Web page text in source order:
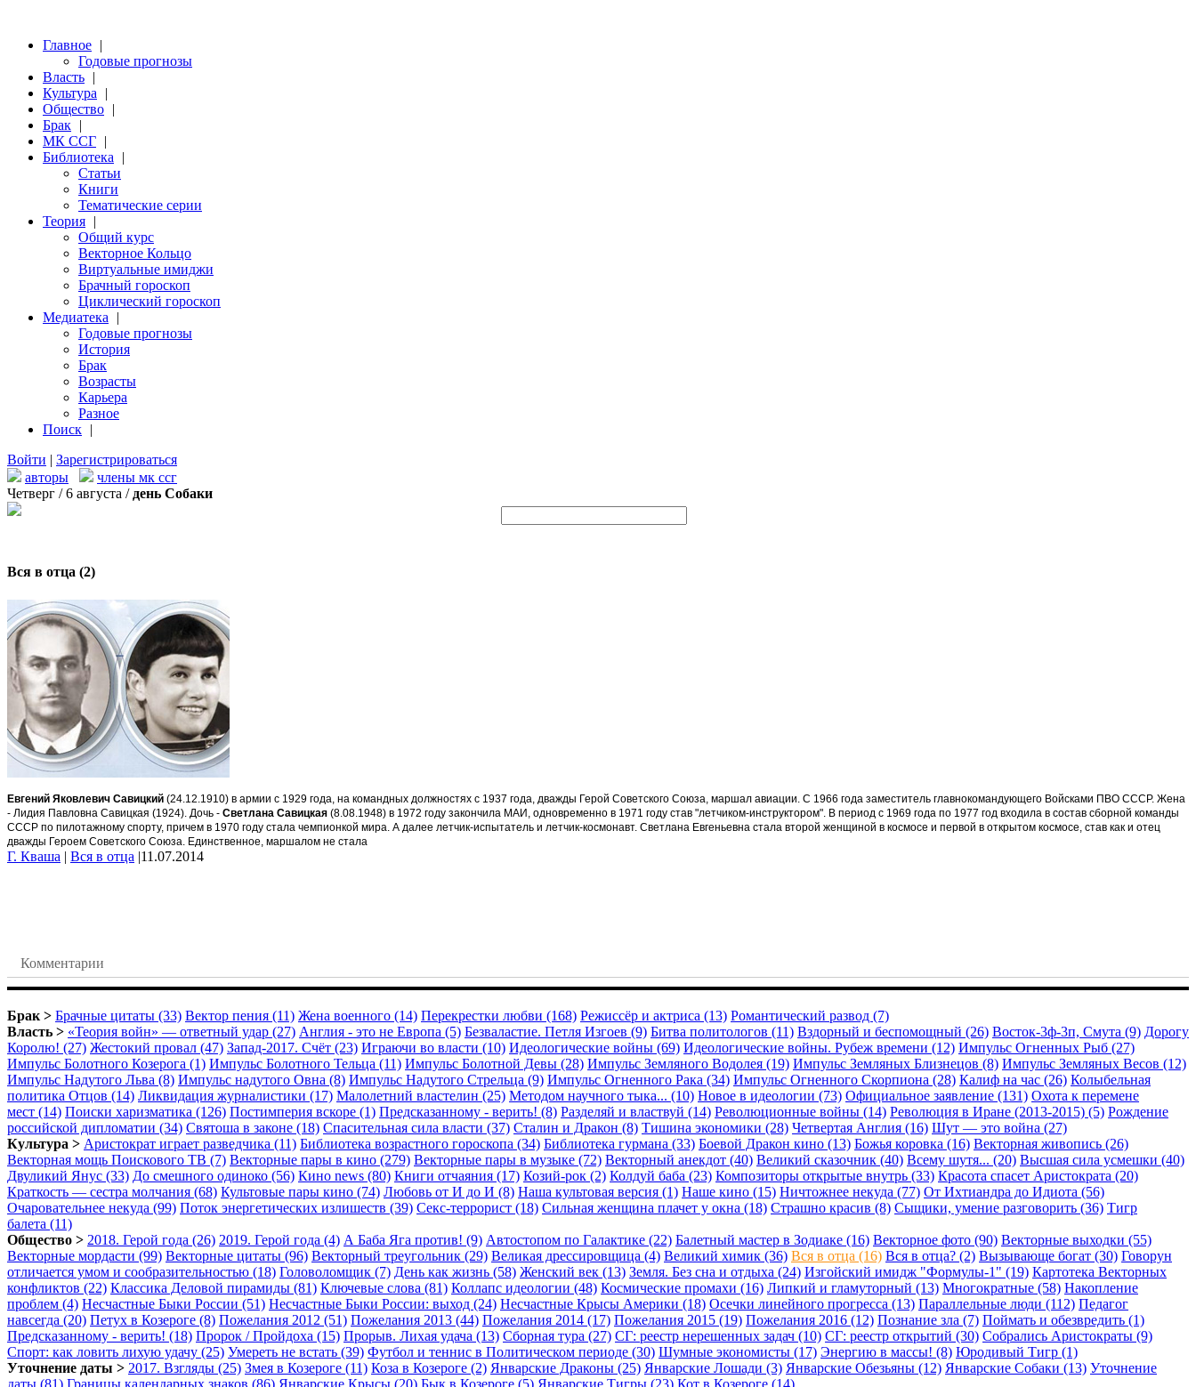
Главное |
Годовые прогнозы
Власть |
Культура
|
Общество |
Брак |
МК ССГ |
Библиотека
|
Статьи
Книги
Тематические серии
Теория |
Общий курс
Векторное Кольцо
Виртуальные имиджи
Брачный гороскоп
Циклический гороскоп
Медиатека
|
Годовые прогнозы
История
Брак
Возрасты
Карьера
Разное
Поиск |
Войти | Зарегистрироваться
авторы
члены мк ссг
Четверг / 6 августа / день Собаки
Вся в отца (2)
Евгений Яковлевич Савицкий (24.12.1910) в армии с 1929 года, на командных должностях с 1937 года, дважды Герой Советского Союза, маршал авиации. С 1966 года заместитель главнокомандующего Войсками ПВО СССР. Жена
- Лидия Павловна Савицкая (1924). Дочь - Светлана Савицкая (8.08.1948) в 1972 году закончила МАИ, одновременно в 1971 году став "летчиком-инструктором". В период с 1969 года по 1977 год входила в состав сборной команды
СССР по пилотажному спорту, причем в 1970 году стала чемпионкой мира. А далее летчик-испытатель и летчик-космонавт. Светлана Евгеньевна стала второй женщиной в космосе и первой в открытом космосе, став как и отец
дважды Героем Советского Союза. Единственное, маршалом не стала
Г. Кваша | Вся в отца |11.07.2014
Комментарии
Брак > Брачные цитаты (33) Вектор пения (11) Жена военного (14) Перекрестки любви (168) Режиссёр и актриса (13) Романтический развод (7)
Власть > «Теория войн» — ответный удар (27) Англия - это не Европа (5) Безваластие. Петля Изгоев (9) Битва политологов (11) Вздорный и беспомощный (26) Восток-3ф-3п, Смута (9) Дорогу
Королю! (27) Жестокий провал (47) Запад-2017. Счёт (23) Играючи во власти (10) Идеологические войны (69) Идеологические войны. Рубеж времени (12) Импульс Огненных Рыб (27)
Импульс Болотного Козерога (1) Импульс Болотного Тельца (11) Импульс Болотной Девы (28) Импульс Земляного Водолея (19) Импульс Земляных Близнецов (8) Импульс Земляных Весов (12)
Импульс Надутого Льва (8) Импульс надутого Овна (8) Импульс Надутого Стрельца (9) Импульс Огненного Рака (34) Импульс Огненного Скорпиона (28) Калиф на час (26) Колыбельная
политика Отцов (14) Ликвидация журналистики (17) Малолетний властелин (25) Методом научного тыка... (10) Новое в идеологии (73) Официальное заявление (131) Охота к перемене
мест (14) Поиски харизматика (126) Постимперия вскоре (1) Предсказанному - верить! (8) Разделяй и властвуй (14) Революционные войны (14) Революция в Иране (2013-2015) (5) Рождение
российской дипломатии (34) Святоша в законе (18) Спасительная сила власти (37) Сталин и Дракон (8) Тишина экономики (28) Четвертая Англия (16) Шут — это война (27)
Культура > Аристократ играет разведчика (11) Библиотека возрастного гороскопа (34) Библиотека гурмана (33) Боевой Дракон кино (13) Божья коровка (16) Векторная живопись (26)
Векторная мощь Поискового ТВ (7) Векторные пары в кино (279) Векторные пары в музыке (72) Векторный анекдот (40) Великий сказочник (40) Всему шутя... (20) Высшая сила усмешки (40)
Двуликий Янус (33) До смешного одиноко (56) Кино news (80) Книги отчаяния (17) Козий-рок (2) Колдуй баба (23) Композиторы открытые внутрь (33) Красота спасет Аристократа (20)
Краткость — сестра молчания (68) Культовые пары кино (74) Любовь от И до И (8) Наша культовая версия (1) Наше кино (15) Ничтожнее некуда (77) От Ихтиандра до Идиота (56)
Очаровательнее некуда (99) Поток энергетических излишеств (39) Секс-террорист (18) Сильная женщина плачет у окна (18) Страшно красив (8) Сыщики, умение разговорить (36) Тигр
балета (11)
Общество > 2018. Герой года (26) 2019. Герой года (4) А Баба Яга против! (9) Автостопом по Галактике (22) Балетный мастер в Зодиаке (16) Векторное фото (90) Векторные выходки (55)
Векторные мордасти (99) Векторные цитаты (96) Векторный треугольник (29) Великая дрессировщица (4) Великий химик (36) Вся в отца (16) Вся в отца? (2) Вызывающе богат (30) Говорун
отличается умом и сообразительностью (18) Головоломщик (7) День как жизнь (58) Женский век (13) Земля. Без сна и отдыха (24) Изгойский имидж "Формулы-1" (19) Картотека Векторных
конфликтов (22) Классика Деловой пирамиды (81) Ключевые слова (81) Коллапс идеологии (48) Космические промахи (16) Липкий и гламуторный (13) Многократные (58) Накопление
проблем (4) Несчастные Быки России (51) Несчастные Быки России: выход (24) Несчастные Крысы Америки (18) Осечки линейного прогресса (13) Параллельные люди (112) Педагог
навсегда (20) Петух в Козероге (8) Пожелания 2012 (51) Пожелания 2013 (44) Пожелания 2014 (17) Пожелания 2015 (19) Пожелания 2016 (12) Познание зла (7) Поймать и обезвредить (1)
Предсказанному - верить! (18) Пророк / Пройдоха (15) Прорыв. Лихая удача (13) Сборная тура (27) СГ: реестр нерешенных задач (10) СГ: реестр открытий (30) Собрались Аристократы (9)
Спорт: как ловить лихую удачу (25) Умереть не встать (39) Футбол и теннис в Политическом периоде (30) Шумные экономисты (17) Энергию в массы! (8) Юродивый Тигр (1)
Уточнение даты > 2017. Взгляды (25) Змея в Козероге (11) Коза в Козероге (2) Январские Драконы (25) Январские Лошади (3) Январские Обезьяны (12) Январские Собаки (13) Уточнение
даты (81) Границы календарных знаков (86) Январские Крысы (20) Бык в Козероге (5) Январские Тигры (23) Кот в Козероге (14)